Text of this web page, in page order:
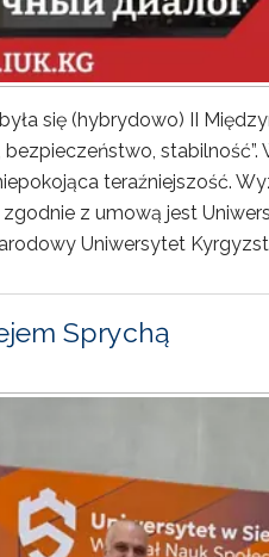
się (hybrydowo) II
bezpieczeństwo,
teraźniejszość.
z umową jest
Uniwersytet
Sprychą